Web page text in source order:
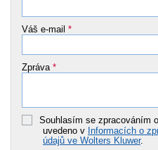
Váš e-mail *
Zpráva *
Souhlasím se zpracováním
uvedeno v Informacích o
údajů ve Wolters Kluwer.